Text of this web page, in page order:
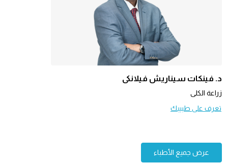
د. فينكات سيناريش فيلانكي
زراعة الكلى
تعرف على طبيبك
عرض جميع الأطباء